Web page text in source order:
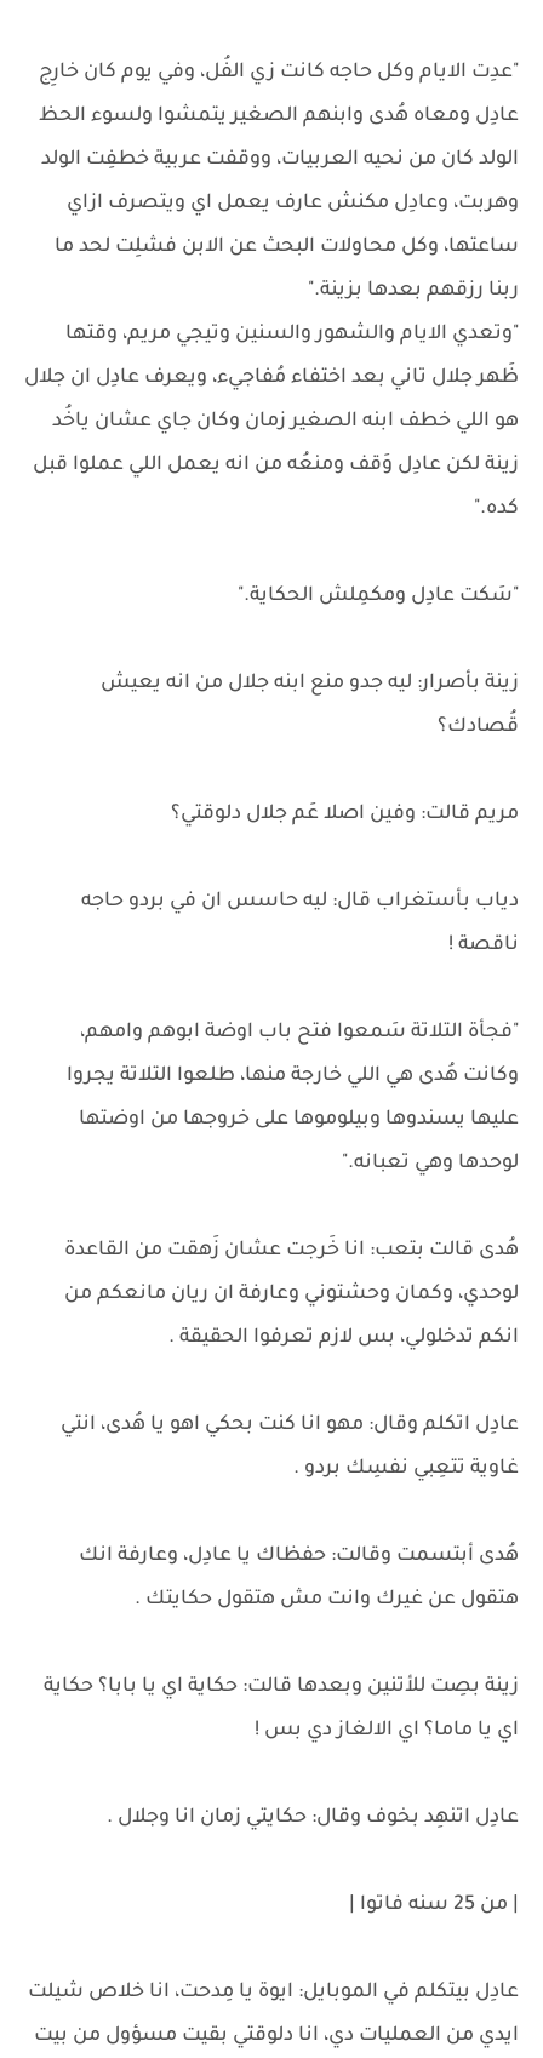
"عدِت الايام وكل حاجه كانت زي الفُل، وفي يوم كان خارِج
عادِل ومعاه هُدى وابنهم الصغير يتمشوا ولسوء الحظ
الولد كان من نحيه العربيات، ووقفت عربية خطفِت الولد
وهربت، وعادِل مكنش عارف يعمل اي ويتصرف ازاي
ساعتها، وكل محاولات البحث عن الابن فشلِت لحد ما
ربنا رزقهم بعدها بزينة."
"وتعدي الايام والشهور والسنين وتيجي مريم، وقتها
ظَهر جلال تاني بعد اختفاء مُفاجيء، ويعرف عادِل ان جلال
هو اللي خطف ابنه الصغير زمان وكان جاي عشان ياخُد
زينة لكن عادِل وَقف ومنعُه من انه يعمل اللي عملوا قبل
كده."
"سَكت عادِل ومكمِلش الحكاية."
زينة بأصرار: ليه جدو منع ابنه جلال من انه يعيش
قُصادك؟
مريم قالت: وفين اصلا عَم جلال دلوقتي؟
دياب بأستغراب قال: ليه حاسس ان في بردو حاجه
ناقصة !
"فجأة التلاتة سَمعوا فتح باب اوضة ابوهم وامهم،
وكانت هُدى هي اللي خارجة منها، طلعوا التلاتة يجروا
عليها يسندوها وبيلوموها على خروجها من اوضتها
لوحدها وهي تعبانه."
هُدى قالت بتعب: انا خَرجت عشان زَهقت من القاعدة
لوحدي، وكمان وحشتوني وعارفة ان ريان مانعكم من
انكم تدخلولي، بس لازم تعرفوا الحقيقة .
عادِل اتكلم وقال: مهو انا كنت بحكي اهو يا هُدى، انتي
غاوية تتعِبي نفسِك بردو .
هُدى أبتسمت وقالت: حفظاك يا عادِل، وعارفة انك
هتقول عن غيرك وانت مش هتقول حكايتك .
زينة بصِت للأتنين وبعدها قالت: حكاية اي يا بابا؟ حكاية
اي يا ماما؟ اي الالغاز دي بس !
عادِل اتنهِد بخوف وقال: حكايتي زمان انا وجلال .
| من 25 سنه فاتوا |
عادِل بيتكلم في الموبايل: ايوة يا مِدحت، انا خلاص شيلت
ايدي من العمليات دي، انا دلوقتي بقيت مسؤول من بيت